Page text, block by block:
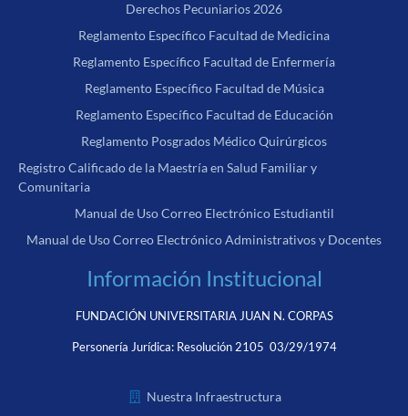
Derechos Pecuniarios 2026
Reglamento Específico Facultad de Medicina
Reglamento Específico Facultad de Enfermería
Reglamento Específico Facultad de Música
Reglamento Específico Facultad de Educación
Reglamento Posgrados Médico Quirúrgicos
Registro Calificado de la Maestría en Salud Familiar y
Comunitaria
Manual de Uso Correo Electrónico Estudiantil
Manual de Uso Correo Electrónico Administrativos y Docentes
Información Institucional
FUNDACIÓN UNIVERSITARIA JUAN N. CORPAS
Personería Jurídica: Resolución 2105 03/29/1974
Nuestra Infraestructura